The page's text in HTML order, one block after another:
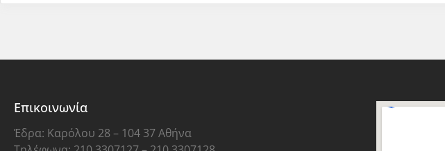
Επικοινωνία
Έδρα: Καρόλου 28 – 104 37 Αθήνα